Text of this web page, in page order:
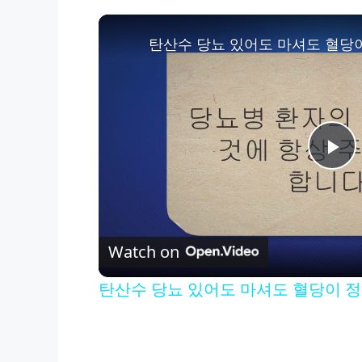
P
l
a
탄산수 당뇨 있어도 마셔도 혈당
Watch on
탄산수 당뇨 있어도 마셔도 혈당이